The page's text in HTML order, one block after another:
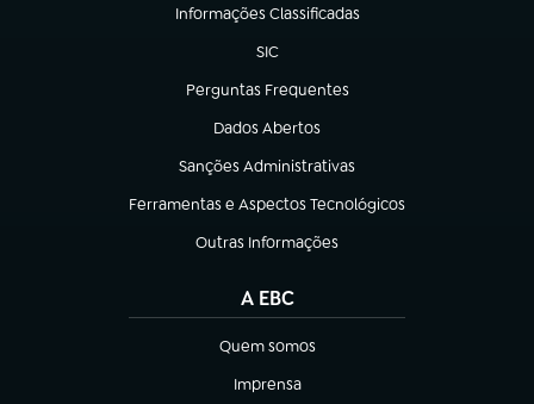
Informações Classificadas
(abre em nova aba)
SIC
(abre em nova aba)
Perguntas Frequentes
(abre em nova aba)
Dados Abertos
(abre em nova aba)
Sanções Administrativas
(abre em nova aba)
Ferramentas e Aspectos Tecnológicos
(abre em nova aba)
Outras Informações
(abre em nova aba)
A EBC
Quem somos
(abre em nova aba)
Imprensa
(abre em nova aba)